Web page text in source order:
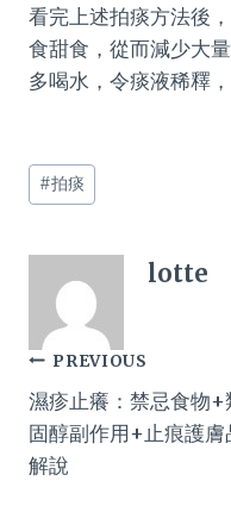
看完上述拍痰方法後
食甜食，從而減少大
多喝水，令痰液稀釋
Post
Tags:
#拍痰
lotte
Post
navigation
PREVIOUS
濕疹止癢：禁忌食物+
固醇副作用+止痕護膚
解說